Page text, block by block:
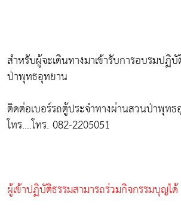
สำหรับผู้จะเดินทางมาเข้ารับการอบรมปฏิ
ป่าพุทธอุทยาน
ติดต่อเบอร์รถตู้ประจำทางผ่านสวนป่าพุทธ
โทร....โทร. 082-2205051
ผู้เข้าปฏิบัติธรรมสามารถร่วมกิจกรรมบุญไ